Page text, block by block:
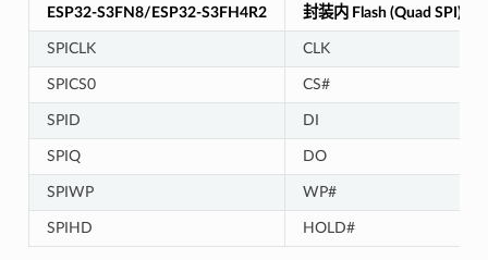
ESP32-S3FN8/ESP32-S3FH4R2 封装内 Flash (Quad SPI)
SPICLK CLK
SPICS0 CS#
SPID DI
SPIQ DO
SPIWP WP#
SPIHD HOLD#